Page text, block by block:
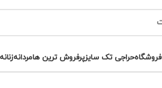
فروشگاهحراجی تک سایزپرفروش ترین هامردانهزنانه